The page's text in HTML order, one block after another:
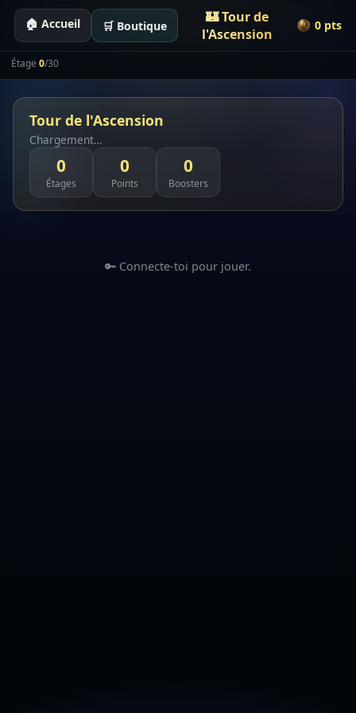
🏠 Accueil 🛒 Boutique
🏰 Tour de
l'Ascension
0 pts
Étage 0/30
Tour de l'Ascension
Chargement…
0
Étages
0
Points
0
Boosters
🔑 Connecte-toi pour jouer.